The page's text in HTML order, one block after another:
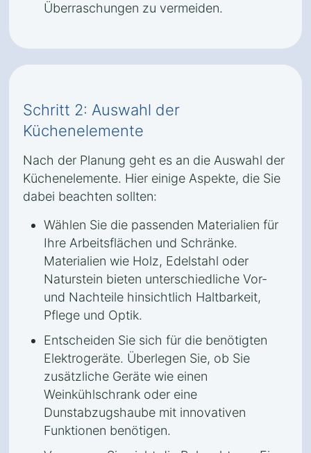
Überraschungen zu vermeiden.
Schritt 2: Auswahl der
Küchenelemente
Nach der Planung geht es an die Auswahl der
Küchenelemente. Hier einige Aspekte, die Sie
dabei beachten sollten:
Wählen Sie die passenden Materialien für
Ihre Arbeitsflächen und Schränke.
Materialien wie Holz, Edelstahl oder
Naturstein bieten unterschiedliche Vor-
und Nachteile hinsichtlich Haltbarkeit,
Pflege und Optik.
Entscheiden Sie sich für die benötigten
Elektrogeräte. Überlegen Sie, ob Sie
zusätzliche Geräte wie einen
Weinkühlschrank oder eine
Dunstabzugshaube mit innovativen
Funktionen benötigen.